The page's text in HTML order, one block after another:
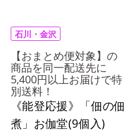
石川・金沢
【おまとめ便対象】の
商品を同一配送先に
5,400円以上お届けで特
別送料！
《能登応援》「佃の佃
煮」お伽堂(9個入)